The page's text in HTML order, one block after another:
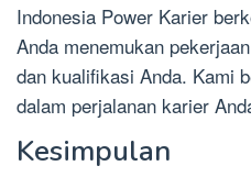
Indonesia Power Karier
Anda menemukan
dan kualifikasi Anda. Kami
dalam perjalanan karier
Kesimpulan